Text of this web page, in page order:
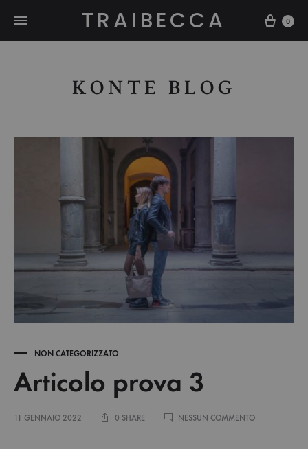
TRAIBECCA 0
KONTE BLOG
NON CATEGORIZZATO
Articolo prova 3
11 GENNAIO 2022 0 SHARE NESSUN COMMENTOSU